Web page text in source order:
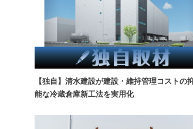
【独自】清水建設が建設・維持管理コストの
能な冷蔵倉庫新工法を実用化